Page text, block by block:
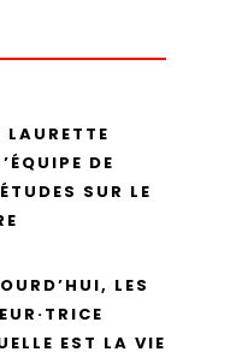
LAURETTE
DE
SUR LE
LES
EST LA VIE